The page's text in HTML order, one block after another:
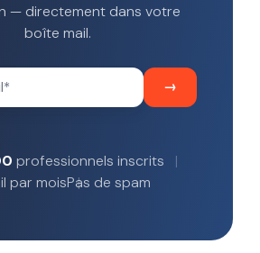
— directement dans votre
boîte mail.
professionnels inscrits
par moisPas de spam